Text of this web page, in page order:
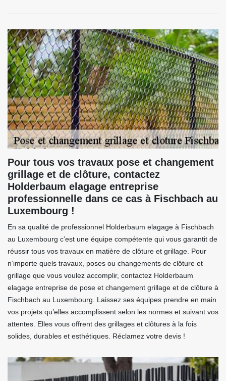
Pour tous vos travaux pose et changement
grillage et de clôture, contactez
Holderbaum elagage entreprise
professionnelle dans ce cas à Fischbach au
Luxembourg !
En sa qualité de professionnel Holderbaum elagage à Fischbach
au Luxembourg c’est une équipe compétente qui vous garantit de
réussir tous vos travaux en matière de clôture et grillage. Pour
n’importe quels travaux, poses ou changements de clôture et
grillage que vous voulez accomplir, contactez Holderbaum
elagage entreprise de pose et changement grillage et de clôture à
Fischbach au Luxembourg. Laissez ses équipes prendre en main
vos projets qu’elles accomplissent selon les normes et suivant vos
attentes. Elles vous offrent des grillages et clôtures à la fois
solides, durables et esthétiques. Réclamez votre devis !